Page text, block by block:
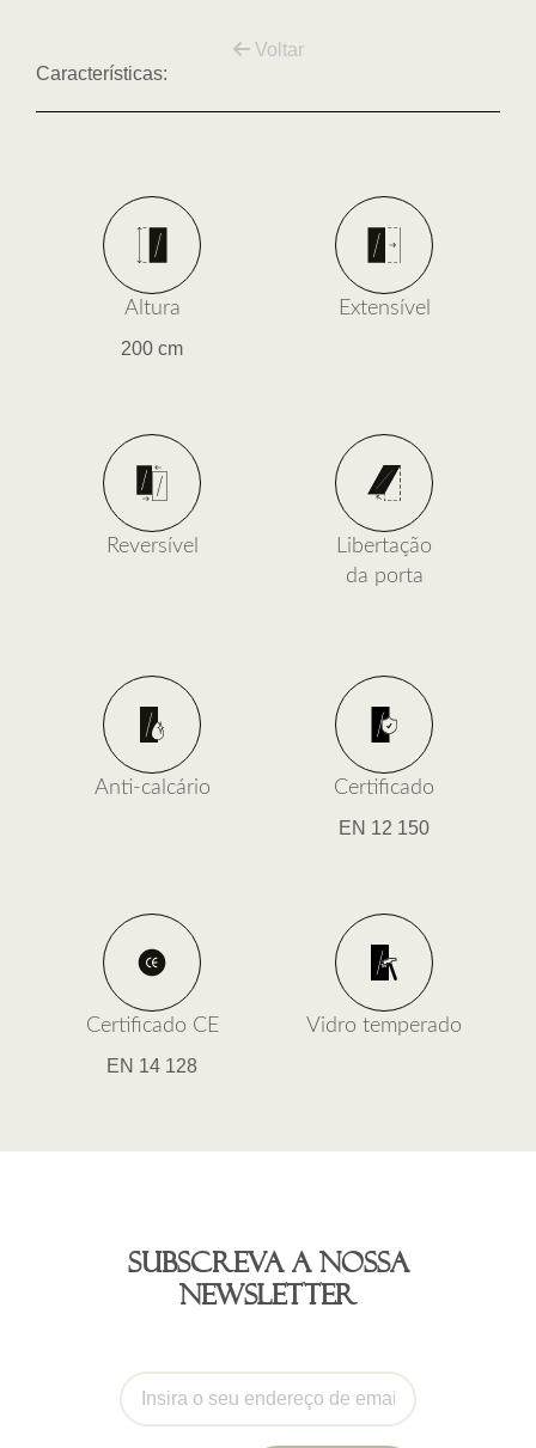
Voltar
Características:
Altura
200 cm
Extensível
Reversível
Libertação
da porta
Anti-calcário Certificado
EN 12 150
Certificado CE
EN 14 128
Vidro temperado
Subscreva a nossa
newsletter